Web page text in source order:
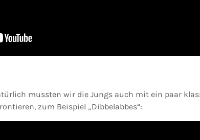
mussten wir die Jungs auch mit ein paar
zum Beispiel „Dibbelabbes“: